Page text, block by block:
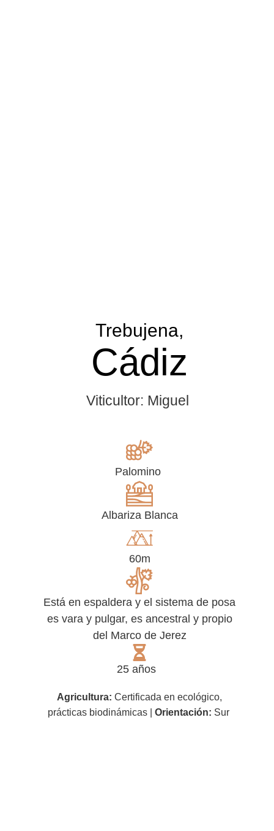
Trebujena,
Cádiz
Viticultor: Miguel
Palomino
Albariza Blanca
60m
Está en espaldera y el sistema de posa
es vara y pulgar, es ancestral y propio
del Marco de Jerez
25 años
Agricultura: Certificada en ecológico,
prácticas biodinámicas| Orientación: Sur